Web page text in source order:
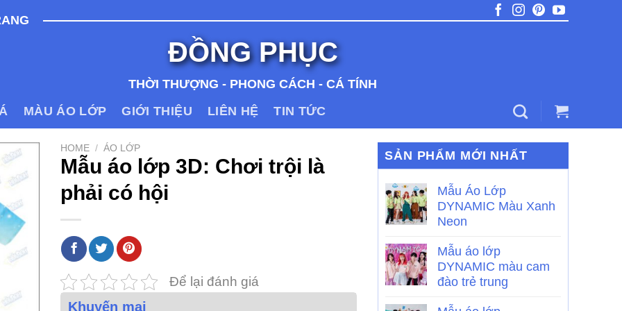
ĐỒNG PHỤC
THỜI THƯỢNG - PHONG CÁCH - CÁ TÍNH
MÀU ÁO LỚP GIỚI THIỆU LIÊN HỆ TIN TỨC
HOME / ÁO LỚP
Mẫu áo lớp 3D: Chơi trội là
phải có hội
Để lại đánh giá
Khuyến mại
SẢN PHẨM MỚI NHẤT
Mẫu Áo Lớp
DYNAMIC Màu Xanh
Neon
Mẫu áo lớp
DYNAMIC màu cam
đào trẻ trung